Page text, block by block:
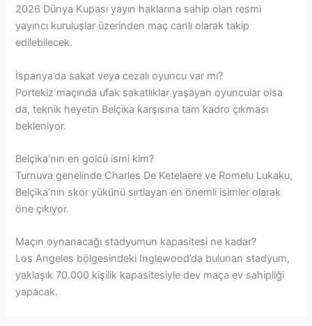
2026 Dünya Kupası yayın haklarına sahip olan resmi
yayıncı kuruluşlar üzerinden maç canlı olarak takip
edilebilecek.
İspanya’da sakat veya cezalı oyuncu var mı?
Portekiz maçında ufak sakatlıklar yaşayan oyuncular olsa
da, teknik heyetin Belçika karşısına tam kadro çıkması
bekleniyor.
Belçika’nın en golcü ismi kim?
Turnuva genelinde Charles De Ketelaere ve Romelu Lukaku,
Belçika’nın skor yükünü sırtlayan en önemli isimler olarak
öne çıkıyor.
Maçın oynanacağı stadyumun kapasitesi ne kadar?
Los Angeles bölgesindeki Inglewood’da bulunan stadyum,
yaklaşık 70.000 kişilik kapasitesiyle dev maça ev sahipliği
yapacak.